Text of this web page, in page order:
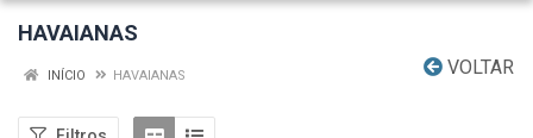
HAVAIANAS
VOLTAR
INÍCIO HAVAIANAS